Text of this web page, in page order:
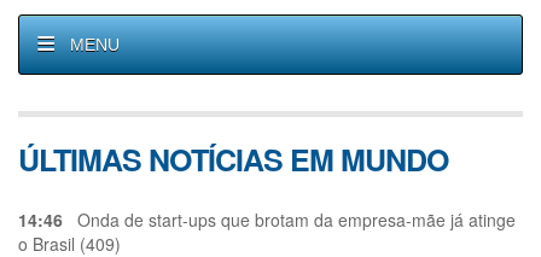
MENU
ÚLTIMAS NOTÍCIAS EM MUNDO
14:46 Onda de start-ups que brotam da empresa-mãe já atinge
o Brasil (409)